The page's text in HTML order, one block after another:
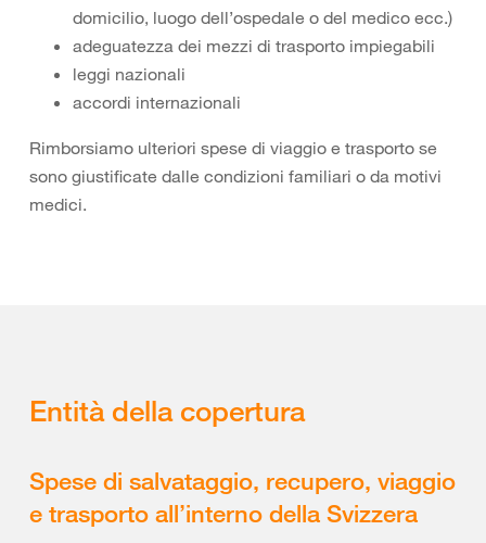
domicilio, luogo dell’ospedale o del medico ecc.)
adeguatezza dei mezzi di trasporto impiegabili
leggi nazionali
accordi internazionali
Rimborsiamo ulteriori spese di viaggio e trasporto se
sono giustificate dalle condizioni familiari o da motivi
medici.
Entità della copertura
Spese di salvataggio, recupero, viaggio
e trasporto all’interno della Svizzera